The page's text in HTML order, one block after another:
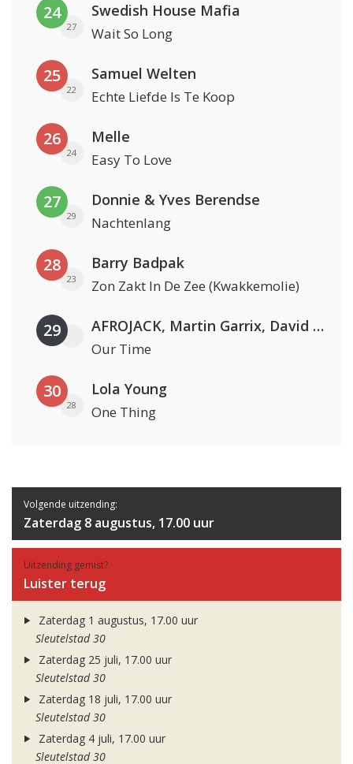
24
27
Swedish House Mafia
Wait So Long
25
22
Samuel Welten
Echte Liefde Is Te Koop
26
24
Melle
Easy To Love
27
29
Donnie & Yves Berendse
Nachtenlang
28
23
Barry Badpak
Zon Zakt In De Zee (Kwakkemolie)
29 AFROJACK, Martin Garrix, David Guetta & Amél
Our Time
30
28
Lola Young
One Thing
Volgende uitzending:
Zaterdag 8 augustus, 17.00 uur
Uitzending gemist?
Luister terug
Zaterdag 1 augustus, 17.00 uur
Sleutelstad 30
Zaterdag 25 juli, 17.00 uur
Sleutelstad 30
Zaterdag 18 juli, 17.00 uur
Sleutelstad 30
Zaterdag 4 juli, 17.00 uur
Sleutelstad 30